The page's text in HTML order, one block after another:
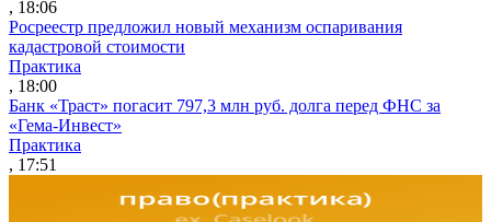
, 18:06
Росреестр предложил новый механизм оспаривания
кадастровой стоимости
Практика
, 18:00
Банк «Траст» погасит 797,3 млн руб. долга перед ФНС за
«Гема-Инвест»
Практика
, 17:51